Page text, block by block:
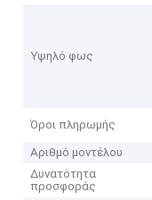
Υψηλό φως
Όροι πληρωμής
Αριθμό μοντέλου
Δυνατότητα
προσφοράς